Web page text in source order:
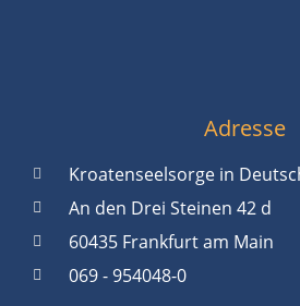
Adresse
Kroatenseelsorge in
An den Drei Steinen 42 d
60435 Frankfurt am Main
069 - 954048-0